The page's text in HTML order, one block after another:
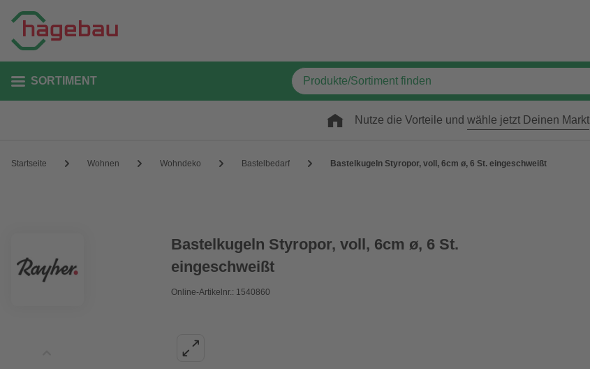
SORTIMENT
Nutze die Vorteile und wähle jetzt Deinen Markt
Startseite Wohnen Wohndeko Bastelbedarf Bastelkugeln Styropor, voll, 6cm ø, 6 St. eingeschweißt
Bastelkugeln Styropor, voll, 6cm ø, 6 St.
eingeschweißt
Online-Artikelnr.: 1540860